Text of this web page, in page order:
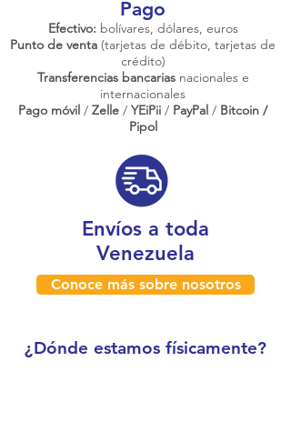
Pago
Efectivo: bolívares, dólares, euros
Punto de venta (tarjetas de débito, tarjetas de
crédito)
Transferencias bancariasnacionales e
internacionales
Pago móvil / Zelle / YEiPii / PayPal / Bitcoin /
Pipol
Envíos a toda
Venezuela
Conoce más sobre nosotros
¿Dónde estamos físicamente?